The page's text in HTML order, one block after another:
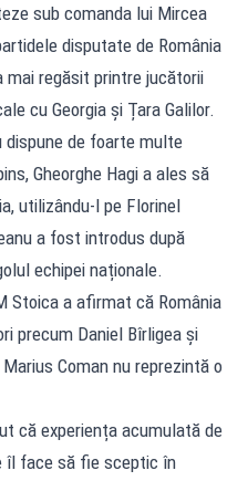
sub comanda lui Mircea
disputate de România
mai regăsit printre jucătorii
cu Georgia și Țara Galilor.
dispune de foarte multe
Gheorghe Hagi a ales să
utilizându-l pe Florinel
a fost introdus după
echipei naționale.
Stoica a afirmat că România
precum Daniel Bîrligea și
Coman nu reprezintă o
că experiența acumulată de
îl face să fie sceptic în